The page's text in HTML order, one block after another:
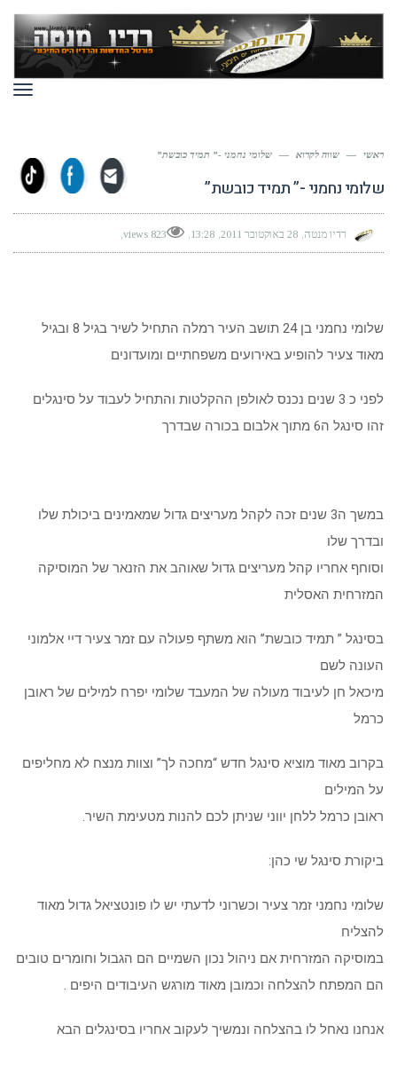
ראשי — שווה לקרוא — שלומי נחמני -” תמיד כובשת”
שלומי נחמני -” תמיד כובשת”
רדיו מנטה 28 באוקטובר 2011 13:28
823 views
שלומי נחמני בן 24 תושב העיר רמלה התחיל לשיר בגיל 8 ובגיל
מאוד צעיר להופיע באירועים משפחתיים ומועדונים
לפני כ 3 שנים נכנס לאולפן ההקלטות והתחיל לעבוד על סינגלים
זהו סינגל ה6 מתוך אלבום בכורה שבדרך
במשך ה3 שנים זכה לקהל מעריצים גדול שמאמינים ביכולת שלו
ובדרך שלו
וסוחף אחריו קהל מעריצים גדול שאוהב את הזנאר של המוסיקה
המזרחית האסלית
בסינגל ” תמיד כובשת” הוא משתף פעולה עם זמר צעיר דיי אלמוני
העונה לשם
מיכאל חן לעיבוד מעולה של המעבד שלומי יפרח למילים של ראובן
כרמל
בקרוב מאוד מוציא סינגל חדש “מחכה לך” וצוות מנצח לא מחליפים
על המילים
ראובן כרמל ללחן יווני שניתן לכם להנות מטעימת השיר.
ביקורת סינגל שי כהן:
שלומי נחמני זמר צעיר וכשרוני לדעתי יש לו פונטציאל גדול מאוד
להצליח
במוסיקה המזרחית אם ניהול נכון השמיים הם הגבול וחומרים טובים
הם המפתח להצלחה וכמובן מאוד מורגש העיבודים היפים .
אנחנו נאחל לו בהצלחה ונמשיך לעקוב אחריו בסינגלים הבא